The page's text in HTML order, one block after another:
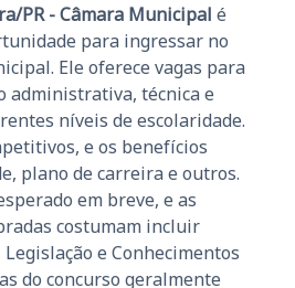
PR - Câmara Municipal é
para ingressar no
Ele oferece vagas para
administrativa, técnica e
níveis de escolaridade.
e os benefícios
plano de carreira e outros.
em breve, e as
costumam incluir
e Conhecimentos
do concurso geralmente